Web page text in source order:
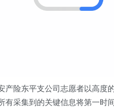
产险东平支公司志愿者以高度
有采集到的关键信息将第一时